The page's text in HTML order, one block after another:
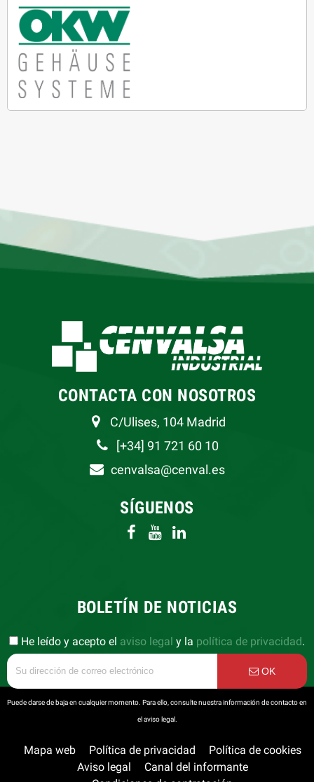
CONTACTA CON NOSOTROS
C/Ulises, 104 Madrid
[+34] 91 721 60 10
cenvalsa@cenval.es
SÍGUENOS
BOLETÍN DE NOTICIAS
He leído y acepto el aviso legal y la política de privacidad.
OK
Puede darse de baja en cualquier momento. Para ello, consulte nuestra información de contacto en
el aviso legal.
Mapa web Política de privacidad
Política de cookies
Aviso legal
Canal del informante